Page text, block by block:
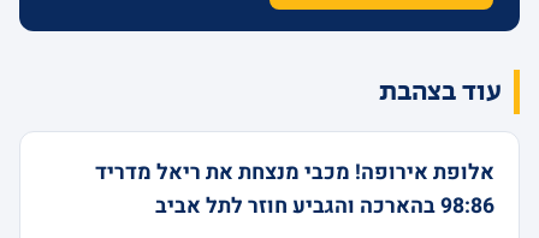
עוד בצהבת
אלופת אירופה! מכבי מנצחת את ריאל מדריד
98:86 בהארכה והגביע חוזר לתל אביב